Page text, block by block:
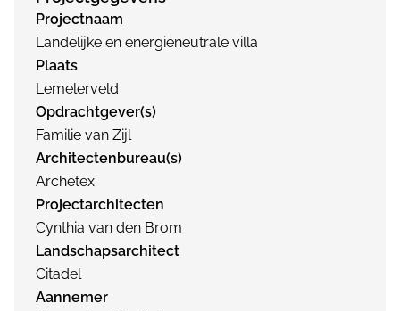
Projectnaam
Landelijke en energieneutrale villa
Plaats
Lemelerveld
Opdrachtgever(s)
Familie van Zijl
Architectenbureau(s)
Archetex
Projectarchitecten
Cynthia van den Brom
Landschapsarchitect
Citadel
Aannemer